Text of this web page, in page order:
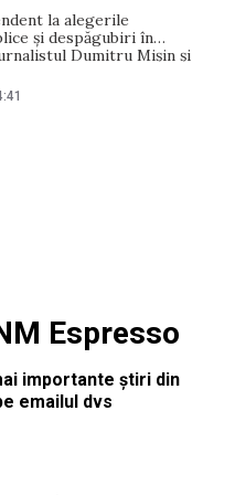
la alegerile
și despăgubiri în
Dumitru Mișin și
de defăimare, după ce, în
15 octombrie, a fost
Espresso
importante știri din
emailul dvs